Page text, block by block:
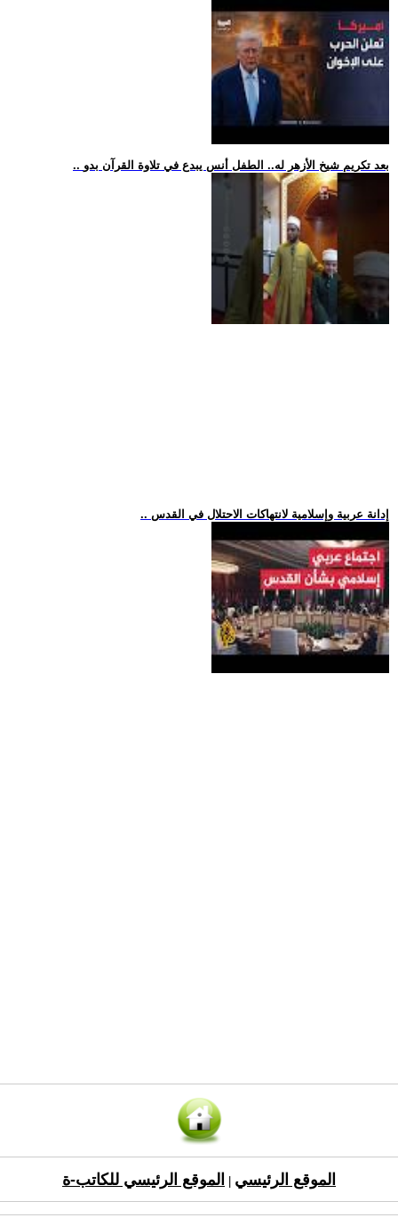
.. بعد تكريم شيخ الأزهر له.. الطفل أنس يبدع في تلاوة القرآن بدو
.. إدانة عربية وإسلامية لانتهاكات الاحتلال في القدس
الموقع الرئيسي الموقع الرئيسي للكاتب-ة